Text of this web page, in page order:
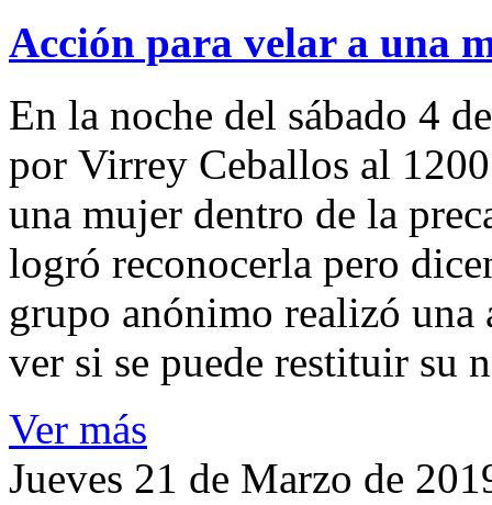
Acción para velar a una
En la noche del sábado 4
por Virrey Ceballos al
una mujer dentro de la
logró reconocerla pero
grupo anónimo realizó
ver si se puede restituir su
Ver más
Jueves 21 de Marzo de